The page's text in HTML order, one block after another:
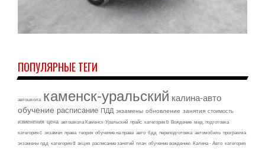
ПОПУЛЯРНЫЕ ТЕГИ
автошкола каменск-уральский калина-авто
обучение расписание ПДД экзамены обновление занятия стоимость
изменения цена автошкола Каменск-Уральский прайс категория b Вождение мед. подготовка
категория c экзамен права теория обучение на права авто бдд переподготовка автомобиль программа
экзамены пдд категория d акция расписание занятий план обучение вождению Калина - Авто категория